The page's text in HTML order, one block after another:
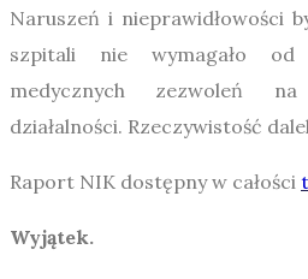
Naruszeń i nieprawidłowości
szpitali nie wymagało od
medycznych zezwoleń
działalności. Rzeczywistość
Raport NIK dostępny w całości
Wyjątek.